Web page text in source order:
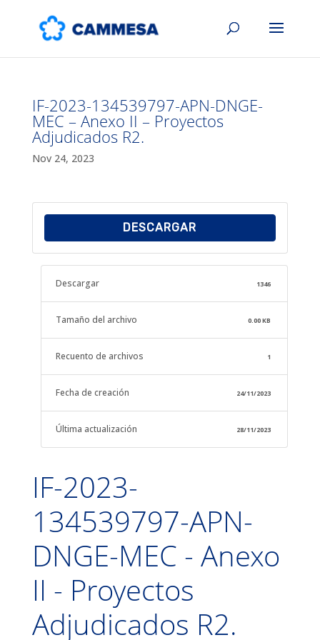
IF-2023-134539797-APN-DNGE-
MEC – Anexo II – Proyectos
Adjudicados R2.
Nov 24, 2023
DESCARGAR
Descargar 1346
Tamaño del archivo 0.00 KB
Recuento de archivos 1
Fecha de creación 24/11/2023
Última actualización 28/11/2023
IF-2023-
134539797-APN-
DNGE-MEC - Anexo
II - Proyectos
Adjudicados R2.